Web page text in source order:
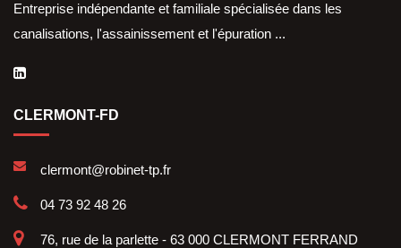
Entreprise indépendante et familiale spécialisée dans les
canalisations, l'assainissement et l'épuration ...
CLERMONT-FD
clermont@robinet-tp.fr
04 73 92 48 26
76, rue de la parlette - 63 000 CLERMONT FERRAND